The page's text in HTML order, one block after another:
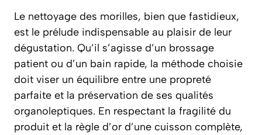
Le nettoyage des morilles, bien que fastidieux,
est le prélude indispensable au plaisir de leur
dégustation. Qu’il s’agisse d’un brossage
patient ou d’un bain rapide, la méthode choisie
doit viser un équilibre entre une propreté
parfaite et la préservation de ses qualités
organoleptiques. En respectant la fragilité du
produit et la règle d’or d’une cuisson complète,